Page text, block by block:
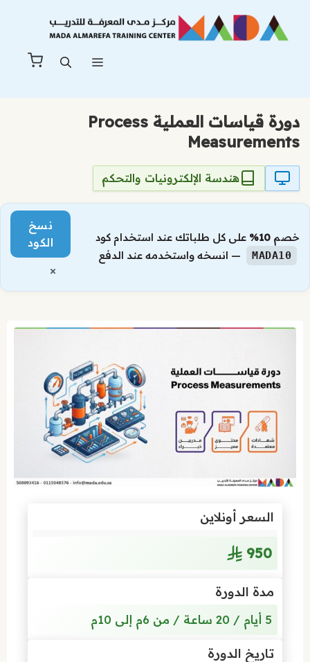
المحتوى
دورة قياسات العملية Process
Measurements
هندسة الإلكترونيات والتحكم
خصم 10% على كل طلباتك عند استخدام كود
MADA10 — انسخه واستخدمه عند الدفع
نسخ
الكود
×
السعر أونلاين
950
مدة الدورة
5 أيام / 20 ساعة / من 6م إلى 10م
تاريخ الدورة